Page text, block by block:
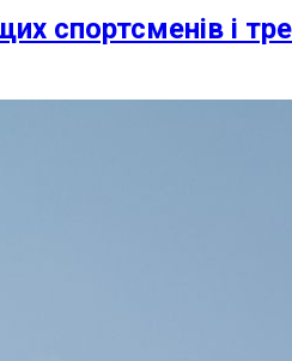
спортсменів і